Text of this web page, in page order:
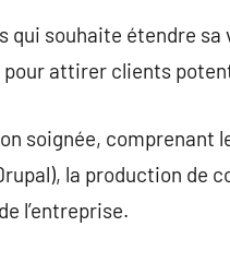
qui souhaite étendre
attirer clients
soignée, comprenant
la production de
l’entreprise.